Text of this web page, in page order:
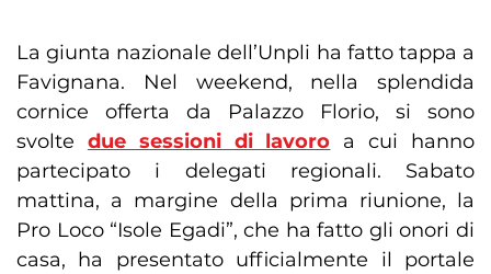
La giunta nazionale dell’Unpli ha fatto tappa a
Favignana. Nel weekend, nella splendida
cornice offerta da Palazzo Florio, si sono
svolte due sessioni di lavoro a cui hanno
partecipato i delegati regionali. Sabato
mattina, a margine della prima riunione, la
Pro Loco “Isole Egadi”, che ha fatto gli onori di
casa, ha presentato ufficialmente il portale